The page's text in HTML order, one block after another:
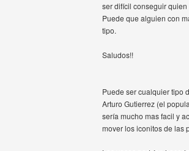
ser difícil conseguir
Puede que alguien con
tipo.
Saludos!!
Puede ser cualquier tipo
Arturo Gutierrez (el
sería mucho mas facil y
mover los iconitos de las